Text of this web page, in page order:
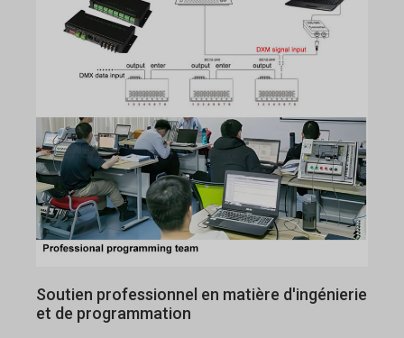
Soutien professionnel en matière d'ingénierie
et de programmation